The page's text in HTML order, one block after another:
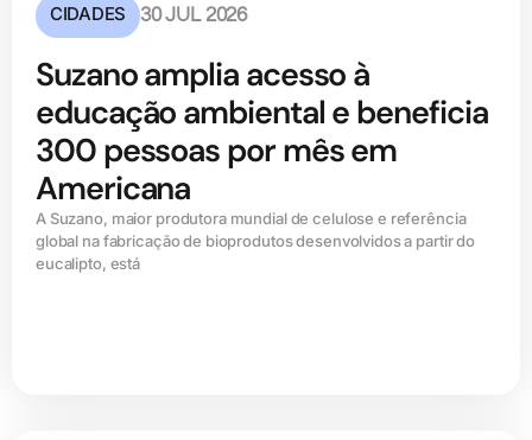
CIDADES 30 JUL 2026
Suzano amplia acesso à
educação ambiental e beneficia
300 pessoas por mês em
Americana
A Suzano, maior produtora mundial de celulose e referência
global na fabricação de bioprodutos desenvolvidos a partir do
eucalipto, está